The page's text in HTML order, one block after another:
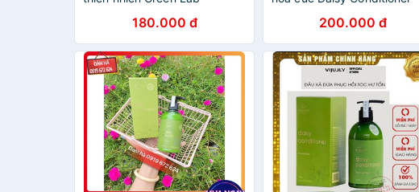
180.000 đ 200.000 đ